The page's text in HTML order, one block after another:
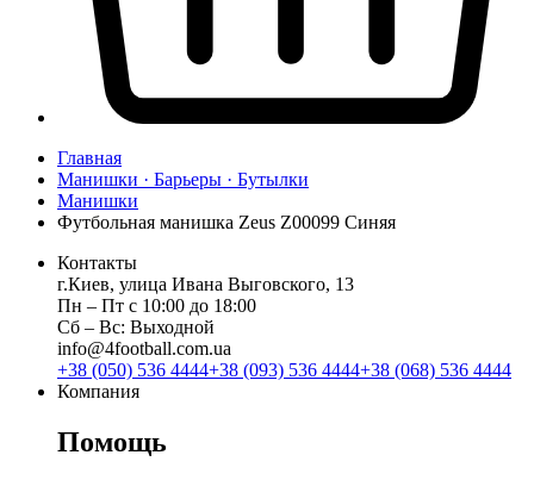
Главная
Манишки · Барьеры · Бутылки
Манишки
Футбольная манишка Zeus Z00099 Синяя
Контакты
г.Киев, улица Ивана Выговского, 13
Пн ‒ Пт с 10:00 до 18:00
Сб ‒ Вс: Выходной
info@4football.com.ua
+38 (050) 536 4444+38 (093) 536 4444+38 (068) 536 4444
Компания
Помощь